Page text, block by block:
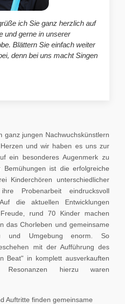
ich Sie ganz herzlich auf
und gerne in unserer
Blättern Sie einfach weiter
denn bei uns macht Singen
ganz jungen Nachwuchskünstlern
und wir haben es uns zur
ein besonderes Augenmerk zu
Bemühungen ist die erfolgreiche
Kinderchören unterschiedlicher
Probenarbeit eindrucksvoll
die aktuellen Entwicklungen
rund 70 Kinder machen
das Chorleben und gemeinsame
und Umgebung enorm. So
mit der Aufführung des
Beat" in komplett ausverkauften
Resonanzen hierzu waren
Auftritte finden gemeinsame